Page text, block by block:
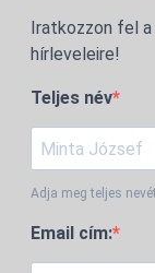
Iratkozzon fel
hírleveleire!
Teljes név
Adja meg teljes
Email cím: